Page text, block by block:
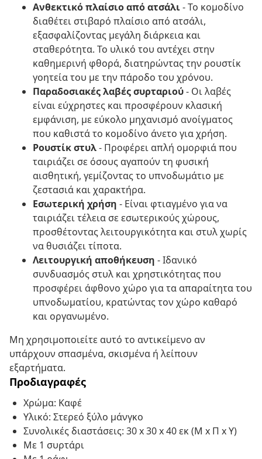
Ανθεκτικό πλαίσιο από ατσάλι- Το κομοδίνο
διαθέτει στιβαρό πλαίσιο από ατσάλι,
εξασφαλίζοντας μεγάλη διάρκεια και
σταθερότητα. Το υλικό του αντέχει στην
καθημερινή φθορά, διατηρώντας την ρουστίκ
γοητεία του με την πάροδο του χρόνου.
Παραδοσιακές λαβές συρταριού- Οι λαβές
είναι εύχρηστες και προσφέρουν κλασική
εμφάνιση, με εύκολο μηχανισμό ανοίγματος
που καθιστά το κομοδίνο άνετο για χρήση.
Ρουστίκ στυλ- Προφέρει απλή ομορφιά που
ταιριάζει σε όσους αγαπούν τη φυσική
αισθητική, γεμίζοντας το υπνοδωμάτιο με
ζεστασιά και χαρακτήρα.
Εσωτερική χρήση - Είναι φτιαγμένο για να
ταιριάζει τέλεια σε εσωτερικούς χώρους,
προσθέτοντας λειτουργικότητα και στυλ χωρίς
να θυσιάζει τίποτα.
Λειτουργική αποθήκευση - Ιδανικό
συνδυασμός στυλ και χρηστικότητας που
προσφέρει άφθονο χώρο για τα απαραίτητα του
υπνοδωματίου, κρατώντας τον χώρο καθαρό
και οργανωμένο.
Μη χρησιμοποιείτε αυτό το αντικείμενο αν
υπάρχουν σπασμένα, σκισμένα ή λείπουν
εξαρτήματα.
Προδιαγραφές
Χρώμα: Καφέ
Υλικό: Στερεό ξύλο μάνγκο
Συνολικές διαστάσεις: 30 x 30 x 40 εκ (Μ x Π x Υ)
Με 1 συρτάρι